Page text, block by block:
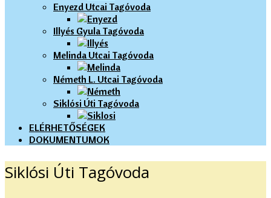
Enyezd Utcai Tagóvoda
Illyés Gyula Tagóvoda
Melinda Utcai Tagóvoda
Németh L. Utcai Tagóvoda
Siklósi Úti Tagóvoda
ELÉRHETŐSÉGEK
DOKUMENTUMOK
Siklósi Úti Tagóvoda